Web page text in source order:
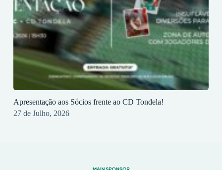
Apresentação aos Sócios frente ao CD Tondela!
27 de Julho, 2026